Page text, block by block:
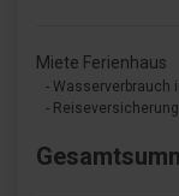
Miete Ferienhaus
- Wasserverbrauch
-